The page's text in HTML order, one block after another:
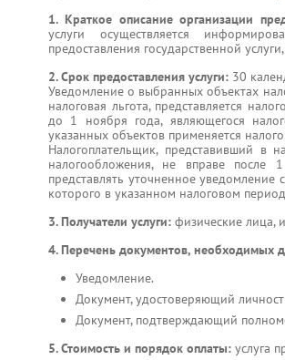
1. Краткое описание организации
услуги осуществляется
предоставления государственной
2. Срок предоставления услуги: 30
Уведомление о выбранных объектах
налоговая льгота, представляется
до 1 ноября года, являющегося
указанных объектов применяется
Налогоплательщик, представивший в
налогообложения, не вправе после
представлять уточненное
которого в указанном налоговом
3. Получатели услуги: физические лица,
4. Перечень документов, необходимых
Уведомление.
Документ, удостоверяющий
Документ, подтверждающий
5. Стоимость и порядок оплаты: услуга